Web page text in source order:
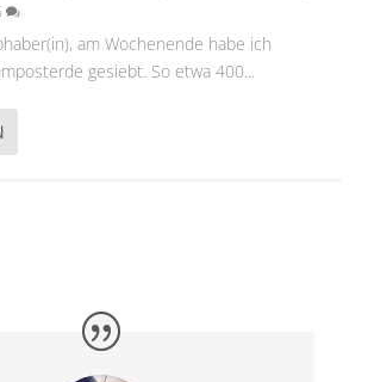
am Wochenende habe ich
gesiebt. So etwa 400...